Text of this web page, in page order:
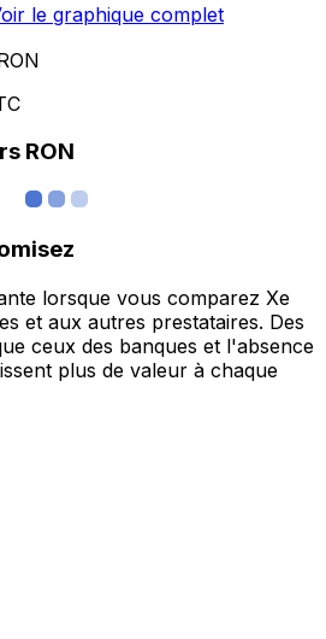
le graphique complet
RON
lorsque vous comparez Xe
et aux autres prestataires. Des
ceux des banques et l'absence
plus de valeur à chaque